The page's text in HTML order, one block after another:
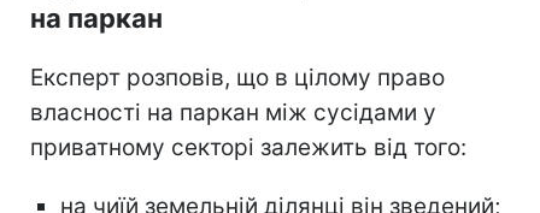
на паркан
Експерт розповів, що в цілому право
власності на паркан між сусідами у
приватному секторі залежить від того:
на чиїй земельній ділянці він зведений;